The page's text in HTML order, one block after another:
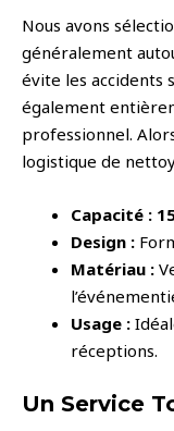
Nous avons
généralement
évite les accidents
également
professionnel.
logistique de
Capacité : 1
Design :
Matériau :
Usage :
réceptions.
Un Service